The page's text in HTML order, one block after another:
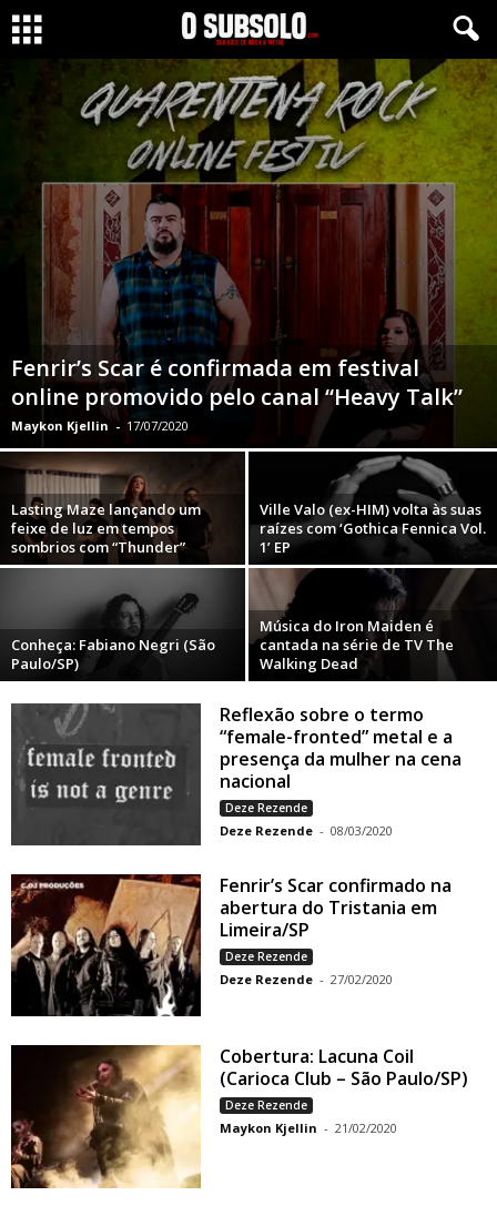
Fenrir’s Scar é confirmada em festival
online promovido pelo canal “Heavy Talk”
Maykon Kjellin - 17/07/2020
Lasting Maze lançando um
feixe de luz em tempos
sombrios com “Thunder”
Ville Valo (ex-HIM) volta às suas
raízes com ‘Gothica Fennica Vol.
1’ EP
Conheça: Fabiano Negri (São
Paulo/SP)
Música do Iron Maiden é
cantada na série de TV The
Walking Dead
Reflexão sobre o termo
“female-fronted” metal e a
presença da mulher na cena
nacional
Deze Rezende
Deze Rezende - 08/03/2020
Fenrir’s Scar confirmado na
abertura do Tristania em
Limeira/SP
Deze Rezende
Deze Rezende - 27/02/2020
Cobertura: Lacuna Coil
(Carioca Club – São Paulo/SP)
Deze Rezende
Maykon Kjellin - 21/02/2020